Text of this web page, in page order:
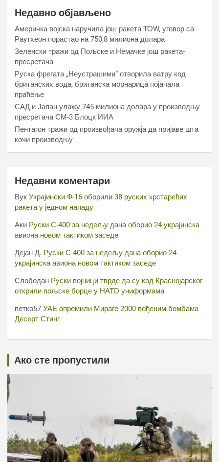
Недавно објављено
Америчка војска наручила још ракета ТОW, уговор са
Раyтхеон порастао на 750,8 милиона долара
Зеленски тражи од Пољске и Немачке још ракета-
пресретача
Руска фрегата „Неустрашими“ отворила ватру код
британских вода, британска морнарица појачала
праћење
САД и Јапан улажу 745 милиона долара у производњу
пресретача СМ-3 Блоцк ИИА
Пентагон тражи од произвођача оружја да пријаве шта
кочи производњу
Недавни коментари
Вук Украјински Ф-16 оборили 38 руских крстарећих
ракета у једном нападу
Аки Руски С-400 за недељу дана оборио 24 украјинска
авиона новом тактиком заседе
Дејан Д. Руски С-400 за недељу дана оборио 24
украјинска авиона новом тактиком заседе
Слободан Руски војници тврде да су код Краснојарског
открили пољске борце у НАТО униформама
петко57 УАЕ опремили Мираге 2000 вођеним бомбама
Десерт Стинг
Ако сте пропустили